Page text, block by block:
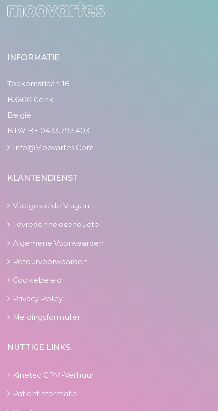
INFORMATIE
Toekomstlaan 16
B3600 Genk
België
BTW BE 0433.793.403
Info@moovartes.com
KLANTENDIENST
Veelgestelde Vragen
Tevredenheidsenquete
Algemene Voorwaarden
Retourvoorwaarden
Cookiebeleid
Privacy Policy
Meldingsformulier
NUTTIGE LINKS
Kinetec CPM-Verhuur
Patiëntinformatie